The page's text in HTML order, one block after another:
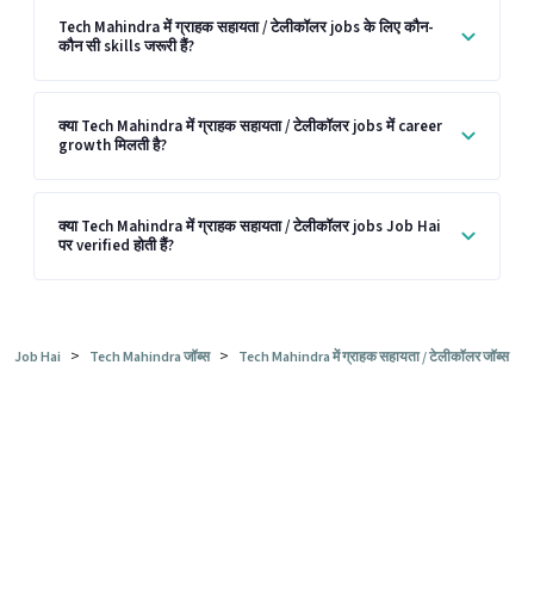
Tech Mahindra में ग्राहक सहायता / टेलीकॉलर jobs के लिए कौन-
कौन सी skills जरूरी हैं?
क्या Tech Mahindra में ग्राहक सहायता / टेलीकॉलर jobs में career
growth मिलती है?
क्या Tech Mahindra में ग्राहक सहायता / टेलीकॉलर jobs Job Hai
पर verified होती हैं?
Job Hai > Tech Mahindra जॉब्स > Tech Mahindra में ग्राहक सहायता / टेलीकॉलर जॉब्स